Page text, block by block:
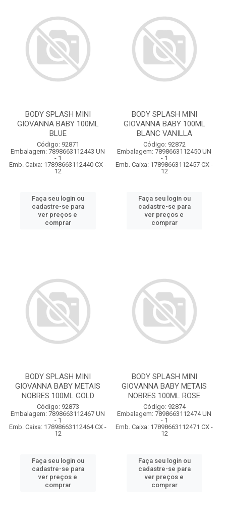
BODY SPLASH MINI
GIOVANNA BABY 100ML
BLUE
Código: 92871
Embalagem: 7898663112443 UN
- 1
Emb. Caixa: 17898663112440 CX -
12
Faça seu login ou
cadastre-se para
ver preços e
comprar
BODY SPLASH MINI
GIOVANNA BABY 100ML
BLANC VANILLA
Código: 92872
Embalagem: 7898663112450 UN
- 1
Emb. Caixa: 17898663112457 CX -
12
Faça seu login ou
cadastre-se para
ver preços e
comprar
BODY SPLASH MINI
GIOVANNA BABY METAIS
NOBRES 100ML GOLD
Código: 92873
Embalagem: 7898663112467 UN
- 1
Emb. Caixa: 17898663112464 CX -
12
Faça seu login ou
cadastre-se para
ver preços e
comprar
BODY SPLASH MINI
GIOVANNA BABY METAIS
NOBRES 100ML ROSE
Código: 92874
Embalagem: 7898663112474 UN
- 1
Emb. Caixa: 17898663112471 CX -
12
Faça seu login ou
cadastre-se para
ver preços e
comprar